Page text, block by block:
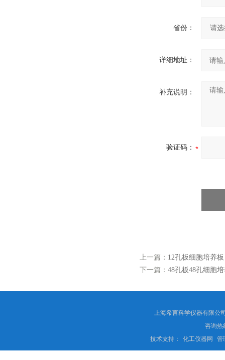
省份：
详细地址：
补充说明：
验证码：
上一篇： 12孔板细胞培养
下一篇： 48孔板48孔细胞
上海希言科学仪器有限公
咨询热
技术支持：
化工仪器网 管